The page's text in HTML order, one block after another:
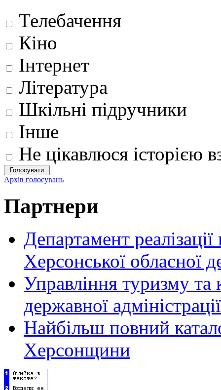
Телебачення
Кіно
Інтернет
Література
Шкільні підручники
Інше
Не цікавлюся історією
Архів голосувань
Партнери
Департамент
Херсонської обласної
Управління туризму та
державної адміністрації
Найбільш повний
Херсонщини